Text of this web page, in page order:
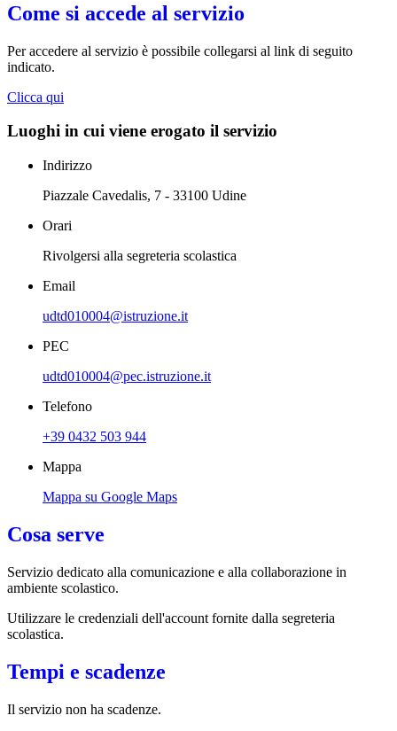
Come si accede al servizio
Per accedere al servizio è possibile collegarsi al link di seguito
indicato.
Clicca qui
Luoghi in cui viene erogato il servizio
Indirizzo
Piazzale Cavedalis, 7 - 33100 Udine
Orari
Rivolgersi alla segreteria scolastica
Email
udtd010004@istruzione.it
PEC
udtd010004@pec.istruzione.it
Telefono
+39 0432 503 944
Mappa
Mappa su Google Maps
Cosa serve
Servizio dedicato alla comunicazione e alla collaborazione in
ambiente scolastico.
Utilizzare le credenziali dell'account fornite dalla segreteria
scolastica.
Tempi e scadenze
Il servizio non ha scadenze.